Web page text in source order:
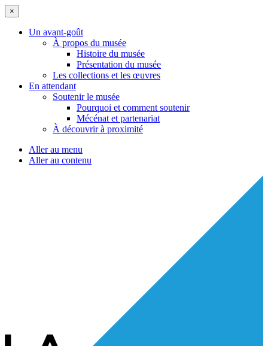
×
Un avant-goût
À propos du musée
Histoire du musée
Présentation du musée
Les collections et les œuvres
En attendant
Soutenir le musée
Pourquoi et comment soutenir
Mécénat et partenariat
À découvrir à proximité
Aller au menu
Aller au contenu